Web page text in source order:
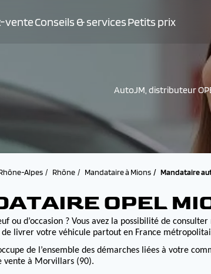
venteConseils & servicesPetits prix
AutoJM, distributeur
Alpes Rhône Mandataire à Mions Mandataire
OPEL
ou d’occasion ? Vous avez la possibilité de
livrer votre véhicule partout en France
de l’ensemble des démarches liées à votre
vente à Morvillars (90).